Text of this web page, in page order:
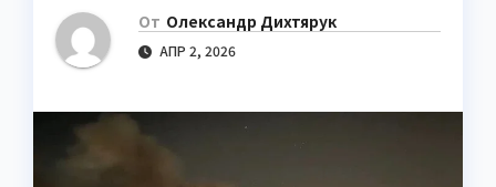
От Олександр Дихтярук
АПР 2, 2026